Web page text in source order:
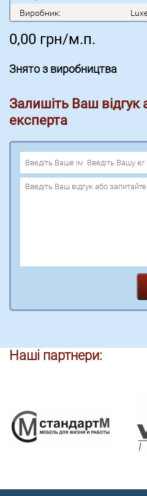
Виробник:
0,00 грн/м.п.
Знято з виробництва
Залишіть Ваш відгук
експерта
Наші партнери: